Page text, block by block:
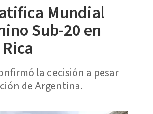
Mundial
Sub-20 en
la decisión a pesar
de Argentina.